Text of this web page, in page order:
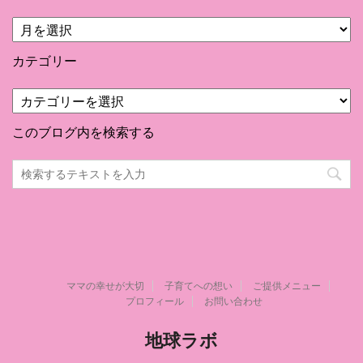
月
別
カテゴリー
テ
ゴ
ー
このブログ内を検索する
ママの幸せが大切 子育てへの想い
ご提供メニュー
プロフィール
お問い合わせ
地球ラボ